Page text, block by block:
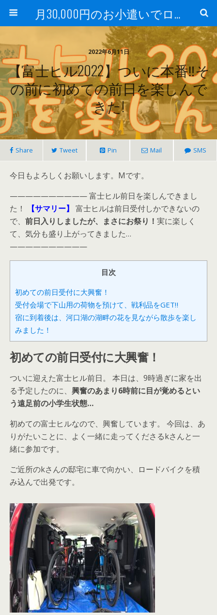
月30,000円のお小遣いでロードバイク
2022年6月11日
【富士ヒル2022】ついに本番‼そ
の前に初めての前日を楽しんで
きた!
Share Tweet Pin Mail SMS
今日もよろしくお願いします。Mです。
—————————— 富士ヒル前日を楽しんできまし
た！
【サマリー】
富士ヒルは前日受付しかできないの
で、 前日入りしましたが、まさにお祭り！ 実に楽しく
て、気分も盛り上がってきました…
——————————
目次
初めての前日受付に大興奮！
受付会場で下山用の荷物を預けて、戦利品をGET‼
宿に到着後は、河口湖の湖畔の花を見ながら散歩を楽し
みました！
初めての前日受付に大興奮！
ついに迎えた富士ヒル前日。 本日は、9時過ぎに家を出
る予定したのに、 興奮のあまり6時前に目が覚めるとい
う遠足前の小学生状態…
初めての富士ヒルなので、興奮しています。 今回は、あ
りがたいことに、よく一緒に走ってくださるkさんと一
緒に参加です。
ご近所のkさんの邸宅に車で向かい、ロードバイクを積
み込んで出発です。